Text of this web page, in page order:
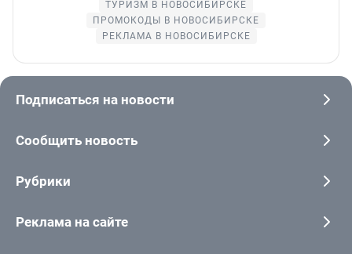
ТУРИЗМ В НОВОСИБИРСКЕ
ПРОМОКОДЫ В НОВОСИБИРСКЕ
РЕКЛАМА В НОВОСИБИРСКЕ
Подписаться на новости
Сообщить новость
Рубрики
Реклама на сайте